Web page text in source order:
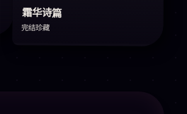
霜华诗篇
完结珍藏